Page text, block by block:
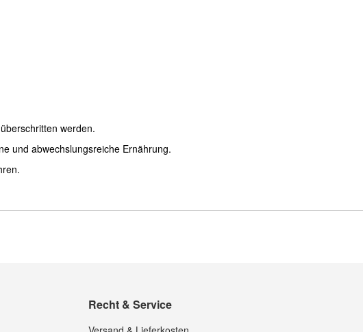
werden.
und abwechslungsreiche Ernährung.
Recht & Service